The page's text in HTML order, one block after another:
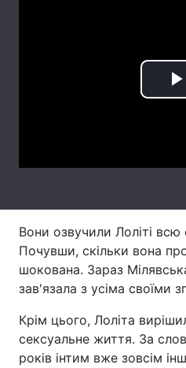
Тема оформлення
Вони озвучили Лоліті всю
Почувши, скільки вона
шокована. Зараз
зав'язала з усіма своїми
Крім цього, Лоліта
сексуальне життя. За
років інтим вже зовсім